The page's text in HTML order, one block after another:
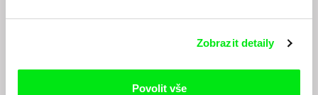
Zobrazit detaily
Povolit vše